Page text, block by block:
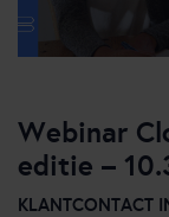
Webinar
editie –
KLANTCONTACT